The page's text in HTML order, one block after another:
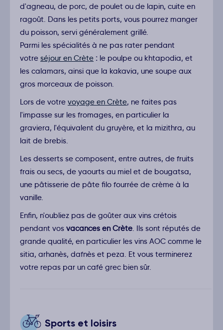
d'agneau, de porc, de poulet ou de lapin, cuite en
ragoût. Dans les petits ports, vous pourrez manger
du poisson, servi généralement grillé.
Parmi les spécialités à ne pas rater pendant
votre séjour en Crète : le poulpe ou khtapodia, et
les calamars, ainsi que la kakavia, une soupe aux
gros morceaux de poisson.
Lors de votre voyage en Crète, ne faites pas
l'impasse sur les fromages, en particulier la
graviera, l'équivalent du gruyère, et la mizithra, au
lait de brebis.
Les desserts se composent, entre autres, de fruits
frais ou secs, de yaourts au miel et de bougatsa,
une pâtisserie de pâte filo fourrée de crème à la
vanille.
Enfin, n'oubliez pas de goûter aux vins crétois
pendant vos vacances en Crète. Ils sont réputés de
grande qualité, en particulier les vins AOC comme le
sitia, arhanès, dafnès et peza. Et vous terminerez
votre repas par un café grec bien sûr.
Sports et loisirs